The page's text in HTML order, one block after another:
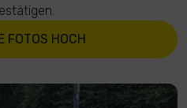
FOTOS HOCH